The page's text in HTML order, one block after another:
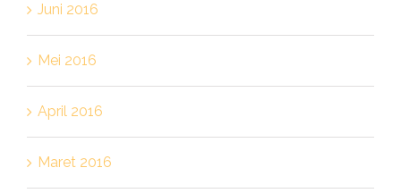
Juni 2016
Mei 2016
April 2016
Maret 2016